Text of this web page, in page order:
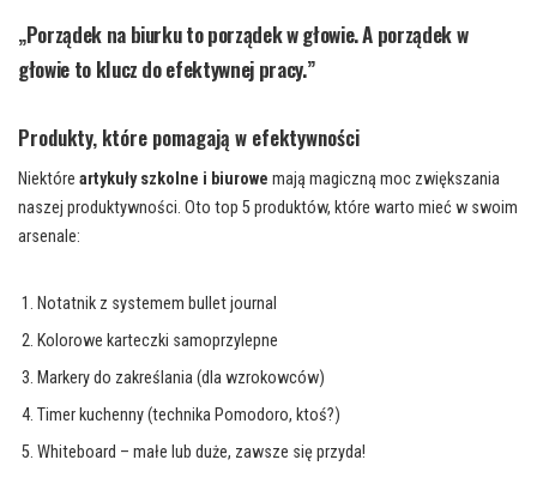
„Porządek na biurku to porządek w głowie. A porządek w
głowie to klucz do efektywnej pracy.”
Produkty, które pomagają w efektywności
Niektóre artykuły szkolne i biurowe mają magiczną moc zwiększania
naszej produktywności. Oto top 5 produktów, które warto mieć w swoim
arsenale:
Notatnik z systemem bullet journal
Kolorowe karteczki samoprzylepne
Markery do zakreślania (dla wzrokowców)
Timer kuchenny (technika Pomodoro, ktoś?)
Whiteboard – małe lub duże, zawsze się przyda!